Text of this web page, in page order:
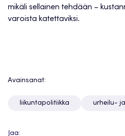
mikäli sellainen tehdään –
varoista katettaviksi.
Avainsanat:
liikuntapolitiikka urheilu-
Jaa: